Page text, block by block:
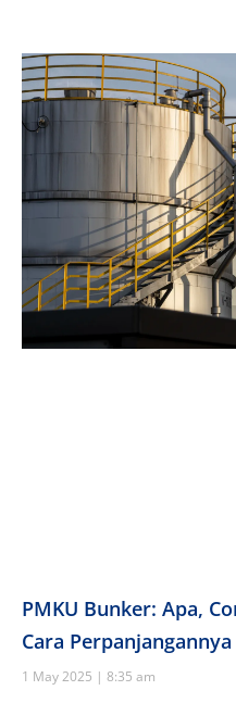
PMKU Bunker: Apa,
Cara Perpanjangannya
1 May 2025
8:35 am